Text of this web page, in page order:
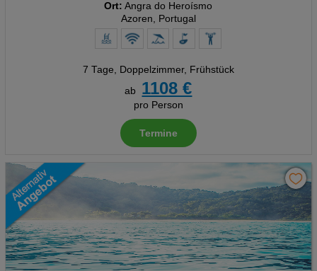
Ort: Angra do Heroísmo
Azoren, Portugal
7 Tage, Doppelzimmer, Frühstück
ab
1108 €
pro Person
Termine